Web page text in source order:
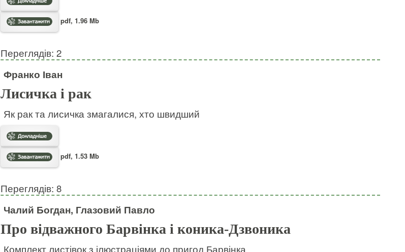
pdf, 1.96 Mb
Переглядів: 2
Франко Іван
Лисичка і рак
Як рак та лисичка змагалися, хто швидший
pdf, 1.53 Mb
Переглядів: 8
Чалий Богдан, Глазовий Павло
Про відважного Барвінка і коника-Дзвоника
Комплект листівок з ілюстраціями до пригод Барвінка